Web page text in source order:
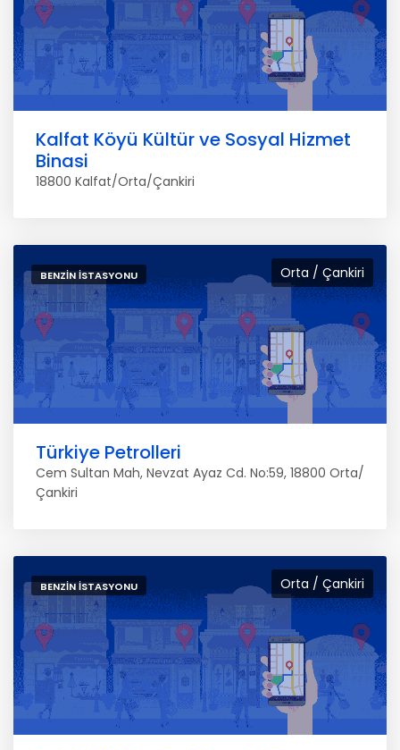
Kalfat Köyü Kültür ve Sosyal Hizmet
Binasi
18800 Kalfat/Orta/Çankiri
Orta / Çankiri
BENZIN İSTASYONU
Türkiye Petrolleri
Cem Sultan Mah, Nevzat Ayaz Cd. No:59, 18800 Orta/
Çankiri
Orta / Çankiri
BENZIN İSTASYONU